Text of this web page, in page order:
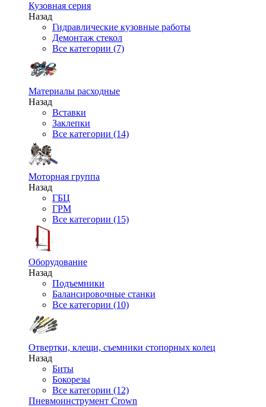
Кузовная серия
Назад
Гидравлические кузовные работы
Демонтаж стекол
Все категории (7)
Материалы расходные
Назад
Вставки
Заклепки
Все категории (14)
Моторная группа
Назад
ГБЦ
ГРМ
Все категории (15)
Оборудование
Назад
Подъемники
Балансировочные станки
Все категории (10)
Отвертки, клещи, съемники стопорных колец
Назад
Биты
Бокорезы
Все категории (12)
Пневмоинструмент Crown